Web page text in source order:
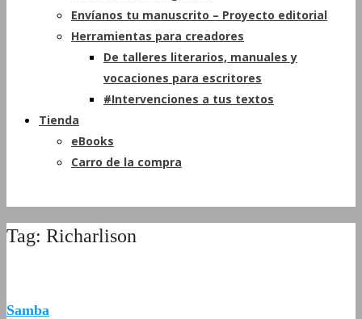
Envíanos tu manuscrito – Proyecto editorial
Herramientas para creadores
De talleres literarios, manuales y
vocaciones para escritores
#Intervenciones a tus textos
Tienda
eBooks
Carro de la compra
Tag: Richarlison
Samba